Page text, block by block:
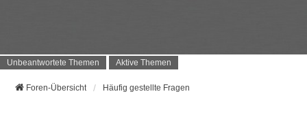
Unbeantwortete Themen Aktive Themen
Foren-Übersicht Häufig gestellte Fragen